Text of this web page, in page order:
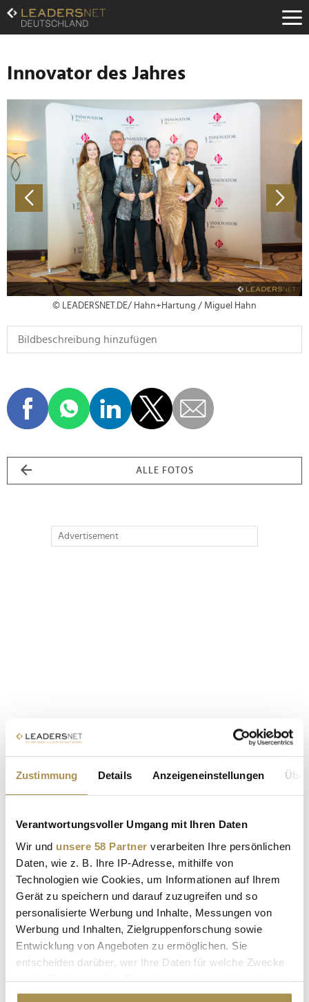
Zustimmung Details Anzeigeneinstellungen
Verantwortungsvoller Umgang mit Ihren Daten
Wir und unsere 58 Partner verarbeiten Ihre persönlichen
Daten, wie z. B. Ihre IP-Adresse, mithilfe von
Technologien wie Cookies, um Informationen auf Ihrem
Gerät zu speichern und darauf zuzugreifen und so
personalisierte Werbung und Inhalte, Messungen von
Werbung und Inhalten, Zielgruppenforschung sowie
Entwicklung von Angeboten zu ermöglichen. Sie
entscheiden darüber, wer Ihre Daten für welche Zwecke
Cookie-Erklärung oder durch Klicken auf das Privacy
Zum
Inhalt
Zur
Navigation
Zur
Hauptnavigation
Innovator des Jahres
© LEADERSNET.DE/ Hahn+Hartung / Miguel Hahn
ALLE FOTOS
Advertisement